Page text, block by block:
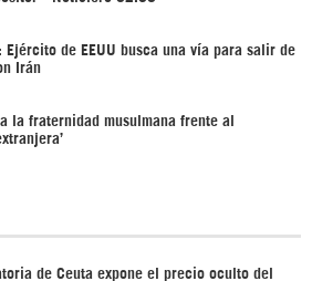
Ejército de EEUU busca una vía para salir de
Irán
la fraternidad musulmana frente al
de Ceuta expone el precio oculto del